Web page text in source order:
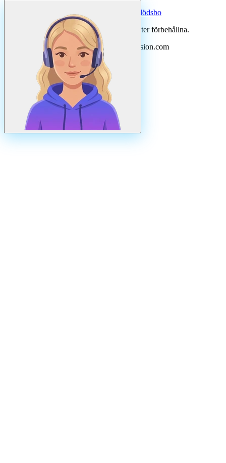
Dödsboofferter — hjälp med dödsbo
Svenska Hantverkare. Alla rättigheter förbehållna.
Uppdateradaugusti 2026· Drivs av N3ovision.com